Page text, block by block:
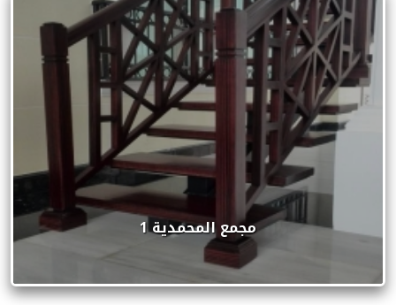
مجمع المحمدية 1